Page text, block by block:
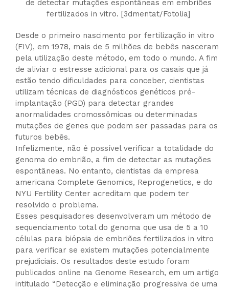
de detectar mutações espontâneas em embriões
fertilizados in vitro. [3dmentat/Fotolia]
Desde o primeiro nascimento por fertilização in vitro
(FIV), em 1978, mais de 5 milhões de bebês nasceram
pela utilização deste método, em todo o mundo. A fim
de aliviar o estresse adicional para os casais que já
estão tendo dificuldades para conceber, cientistas
utilizam técnicas de diagnósticos genéticos pré-
implantação (PGD) para detectar grandes
anormalidades cromossômicas ou determinadas
mutações de genes que podem ser passadas para os
futuros bebês.
Infelizmente, não é possível verificar a totalidade do
genoma do embrião, a fim de detectar as mutações
espontâneas. No entanto, cientistas da empresa
americana Complete Genomics, Reprogenetics, e do
NYU Fertility Center acreditam que podem ter
resolvido o problema.
Esses pesquisadores desenvolveram um método de
sequenciamento total do genoma que usa de 5 a 10
células para biópsia de embriões fertilizados in vitro
para verificar se existem mutações potencialmente
prejudiciais. Os resultados deste estudo foram
publicados online na Genome Research, em um artigo
intitulado “Detecção e eliminação progressiva de uma